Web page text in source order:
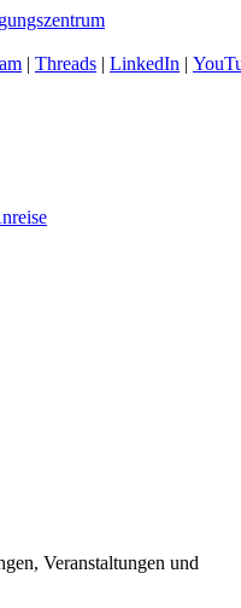
| Threads | LinkedIn |
Veranstaltungen und